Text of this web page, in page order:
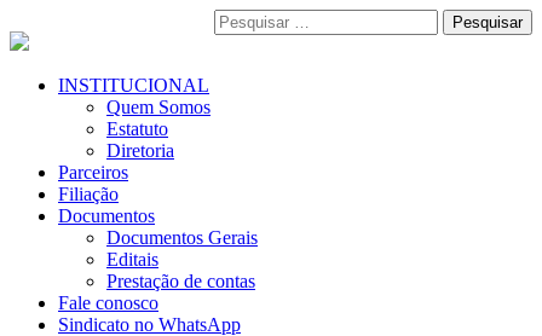
para
conteúdo
Pesquisar
por:
Menu
INSTITUCIONAL
Quem Somos
Estatuto
Diretoria
Parceiros
Filiação
Documentos
Documentos Gerais
Editais
Prestação de contas
Fale conosco
Sindicato no WhatsApp